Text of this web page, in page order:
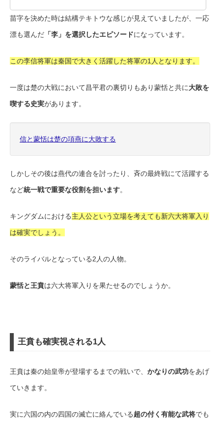
苗字を決めた時は結構テキトウな感じが見えていましたが、一応
漂も選んだ 「李」を選択したエピソードになっています。
この李信将軍は秦国で大きく活躍した将軍の1人となります。
一度は楚の大戦において昌平君の裏切りもあり蒙恬と共に大敗を
喫する史実があります。
信と蒙恬は楚の項燕に大敗する
しかしその後は燕代の連合を討ったり、斉の最終戦にて活躍する
など統一戦で重要な役割を担います。
キングダムにおける主人公という立場を考えても新六大将軍入り
は確実でしょう。
そのライバルとなっている2人の人物。
蒙恬と王賁は六大将軍入りを果たせるのでしょうか。
王賁も確実視される1人
王賁は秦の始皇帝が登場するまでの戦いで、 かなりの武功をあげ
ていきます。
実に六国の内の四国の滅亡に絡んでいる超の付く有能な武将でも